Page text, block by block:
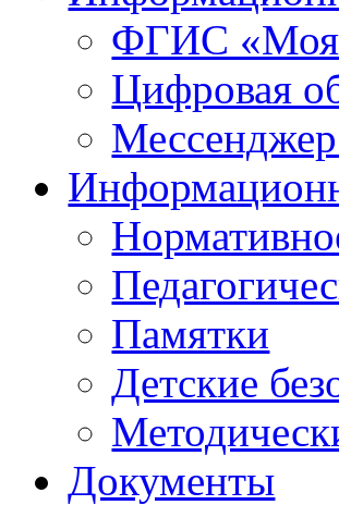
ФГИС
Цифровая
Памятки
Детские
Документы